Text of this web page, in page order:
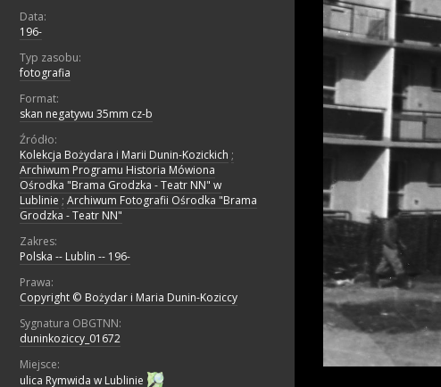
Data:
196-
Typ zasobu:
fotografia
Format:
skan negatywu 35mm cz-b
Źródło:
Kolekcja Bożydara i Marii Dunin-Kozickich ;
Archiwum Programu Historia Mówiona
Ośrodka "Brama Grodzka - Teatr NN" w
Lublinie ; Archiwum Fotografii Ośrodka "Brama
Grodzka - Teatr NN"
Zakres:
Polska -- Lublin -- 196-
Prawa:
Copyright © Bożydar i Maria Dunin-Koziccy
Sygnatura OBGTNN:
duninkoziccy_01672
Miejsce:
ulica Rymwida w Lublinie